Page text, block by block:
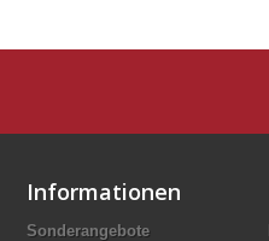
Informationen
Sonderangebote